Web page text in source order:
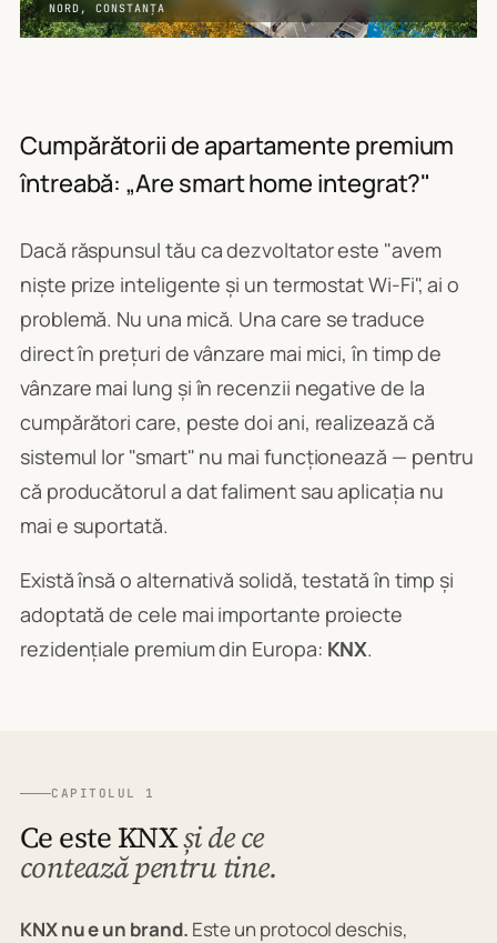
NORD, CONSTANȚA
Cumpărătorii de apartamente premium
întreabă: „Are smart home integrat?"
Dacă răspunsul tău ca dezvoltator este "avem
niște prize inteligente și un termostat Wi-Fi", ai o
problemă. Nu una mică. Una care se traduce
direct în prețuri de vânzare mai mici, în timp de
vânzare mai lung și în recenzii negative de la
cumpărători care, peste doi ani, realizează că
sistemul lor "smart" nu mai funcționează — pentru
că producătorul a dat faliment sau aplicația nu
mai e suportată.
Există însă o alternativă solidă, testată în timp și
adoptată de cele mai importante proiecte
rezidențiale premium din Europa: KNX.
CAPITOLUL 1
Ce este KNXși de ce
contează pentru tine.
KNX nu e un brand. Este un protocol deschis,